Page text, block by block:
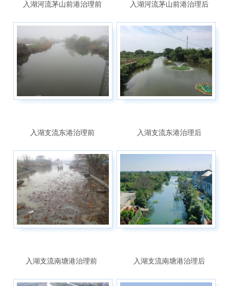
入湖河流茅山前港治理前 入湖河流茅山前港治理后
入湖支流东港治理前 入湖支流东港治理后
入湖支流南塘港治理前 入湖支流南塘港治理后